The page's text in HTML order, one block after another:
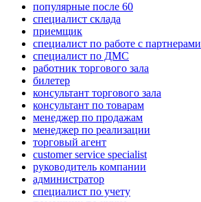
популярные после 60
специалист склада
приемщик
специалист по работе с партнерами
специалист по ДМС
работник торгового зала
билетер
консультант торгового зала
консультант по товарам
менеджер по продажам
менеджер по реализации
торговый агент
customer service specialist
руководитель компании
администратор
специалист по учету